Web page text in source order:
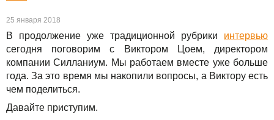
TuchaHost
TuchaMetal
TuchaBackup
TuchaHosting
Хостинг CRM
Хостинг сайтов-конструкторов
Удаленный офис
Реселінг хостингу
О нас
Компания
Контакты
Новые
Сервисы
Решения
Для бизнеса
25 января 2018
В продолжение уже традиционной рубрики интервью
сегодня поговорим с Виктором Цоем, директором
компании Силланиум. Мы работаем вместе уже больше
года. За это время мы накопили вопросы, а Виктору есть
чем поделиться.
Давайте приступим.